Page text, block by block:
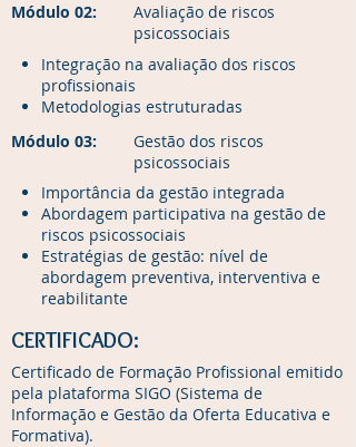
Módulo 02:
Avaliação de riscos
psicossociais
Integração na avaliação dos riscos
profissionais
Metodologias estruturadas
Módulo 03:
Gestão dos riscos
psicossociais​
Importância da gestão integrada
Abordagem participativa na gestão de
riscos psicossociais
Estratégias de gestão: nível de
abordagem preventiva, interventiva e
reabilitante
CERTIFICADO:
Certificado de Formação Profissional emitido
pela plataforma SIGO (Sistema de
Informação e Gestão da Oferta Educativa e
Formativa).